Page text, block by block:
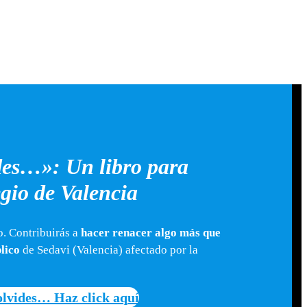
Un libro para
de Valencia
Contribuirás a hacer renacer algo más que
de Sedavi (Valencia) afectado por la
Haz click aquí